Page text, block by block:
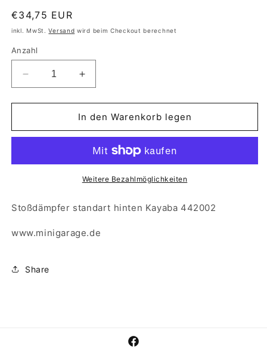
Normaler
Preis
€34,75 EUR
inkl. MwSt.Versand wird beim Checkout berechnet
Anzahl
Verringere
die
Menge
Stoßdämpfer
Kayaba
Erhöhe
die
Menge
für
Stoßdämpfer
standart
hinten
Kayaba
442002
In den Warenkorb legen
Weitere Bezahlmöglichkeiten
Stoßdämpfer standart hinten Kayaba 442002
www.minigarage.de
Share
Facebook